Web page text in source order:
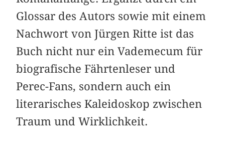
Glossar des Autors sowie mit einem
Nachwort von Jürgen Ritte ist das
Buch nicht nur ein Vademecum für
biografische ­Fährtenleser und
Perec-Fans, ­sondern auch ein
literarisches Kaleidoskop zwischen
Traum und Wirklichkeit.